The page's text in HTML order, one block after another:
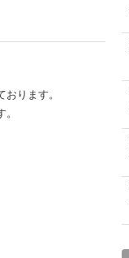
ります。